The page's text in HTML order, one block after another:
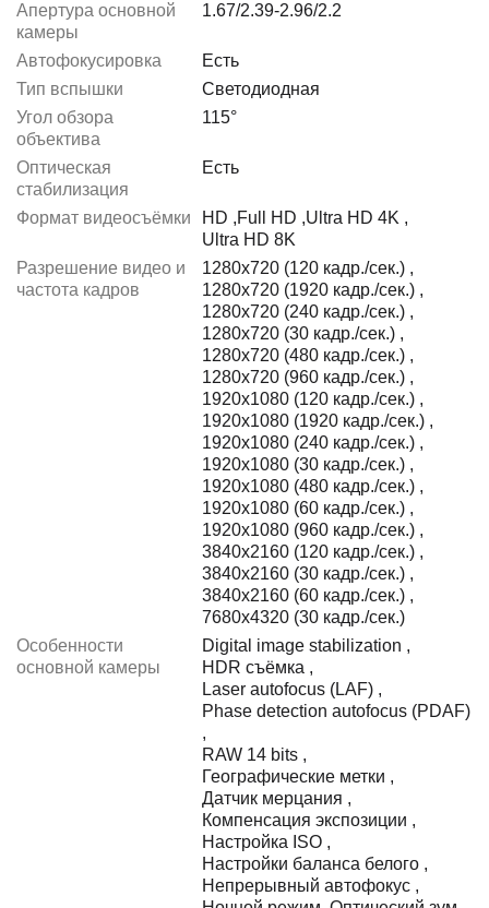
Апертура основной
камеры
1.67/2.39-2.96/2.2
Автофокусировка
Есть
Тип вспышки
Светодиодная
Угол обзора
объектива
115°
Оптическая
стабилизация
Есть
Формат видеосъёмки HD ,Full HD ,Ultra HD 4K ,
Ultra HD 8K
Разрешение видео и
частота кадров
1280x720 (120 кадр./сек.) ,
1280x720 (1920 кадр./сек.) ,
1280x720 (240 кадр./сек.) ,
1280x720 (30 кадр./сек.) ,
1280x720 (480 кадр./сек.) ,
1280x720 (960 кадр./сек.) ,
1920x1080 (120 кадр./сек.) ,
1920x1080 (1920 кадр./сек.) ,
1920x1080 (240 кадр./сек.) ,
1920x1080 (30 кадр./сек.) ,
1920x1080 (480 кадр./сек.) ,
1920x1080 (60 кадр./сек.) ,
1920x1080 (960 кадр./сек.) ,
3840x2160 (120 кадр./сек.) ,
3840x2160 (30 кадр./сек.) ,
3840x2160 (60 кадр./сек.) ,
7680x4320 (30 кадр./сек.)
Особенности
основной камеры
Digital image stabilization ,
HDR съёмка ,
Laser autofocus (LAF) ,
Phase detection autofocus (PDAF)
,
RAW 14 bits ,
Географические метки ,
Датчик мерцания ,
Компенсация экспозиции ,
Настройка ISO ,
Настройки баланса белого ,
Непрерывный автофокус ,